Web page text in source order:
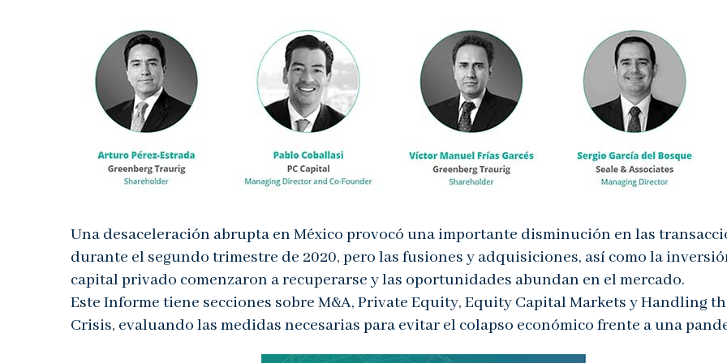
Una desaceleración abrupta en México provocó una importante disminución en las
durante el segundo trimestre de 2020, pero las fusiones y adquisiciones, así como la
capital privado comenzaron a recuperarse y las oportunidades abundan en el mercado.
Este Informe tiene secciones sobre M&A, Private Equity, Equity Capital Markets y Handling
Crisis, evaluando las medidas necesarias para evitar el colapso económico frente a una